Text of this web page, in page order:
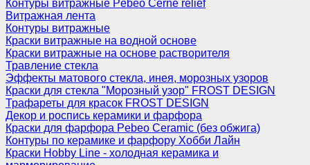
Контуры витражные Pebeo Cerne relief
Витражная лента
Контуры витражные
Краски витражные на водной основе
Краски витражные на основе растворителя
Травление стекла
Эффекты матового стекла, инея, морозных узоров
Краски для стекла "Морозный узор" FROST DESIGN
Трафареты для красок FROST DESIGN
Декор и роспись керамики и фарфора
Краски для фарфора Pebeo Ceramic (без обжига)
Контуры по керамике и фарфору Хобби Лайн
Краски Hobby Line - холодная керамика и